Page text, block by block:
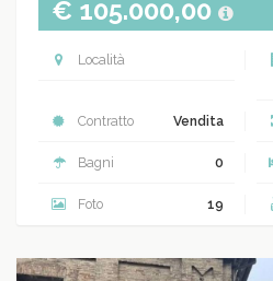
€ 105.000,00
Località
Contratto Vendita
Bagni 0
Foto 19